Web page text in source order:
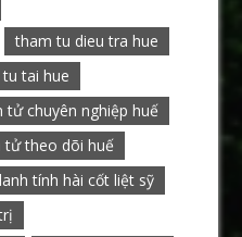
tham tu dieu tra hue
tai hue
tử chuyên nghiệp huế
tử theo dõi huế
tính hài cốt liệt sỹ